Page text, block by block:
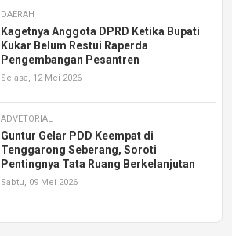
DAERAH
Kagetnya Anggota DPRD Ketika Bupati
Kukar Belum Restui Raperda
Pengembangan Pesantren
Selasa, 12 Mei 2026
ADVETORIAL
Guntur Gelar PDD Keempat di
Tenggarong Seberang, Soroti
Pentingnya Tata Ruang Berkelanjutan
Sabtu, 09 Mei 2026